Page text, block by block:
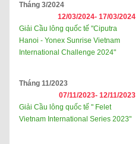
Tháng 3/2024
12/03/2024- 17/03/2024
Giải Cầu lông quốc tế "Ciputra
Hanoi - Yonex Sunrise Vietnam
International Challenge 2024"
Tháng 11/2023
07/11/2023- 12/11/2023
Giải Cầu lông quốc tế " Felet
Vietnam International Series 2023"